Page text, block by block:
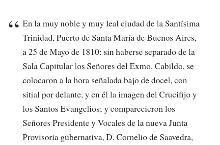
En la muy noble y muy leal ciudad de la Santísima
Trinidad, Puerto de Santa María de Buenos Aires,
a 25 de Mayo de 1810: sin haberse separado de la
Sala Capitular los Señores del Exmo. Cabildo, se
colocaron a la hora señalada bajo de docel, con
sitial por delante, y en él la imagen del Crucifijo y
los Santos Evangelios; y comparecieron los
Señores Presidente y Vocales de la nueva Junta
Provisoria gubernativa, D. Cornelio de Saavedra,